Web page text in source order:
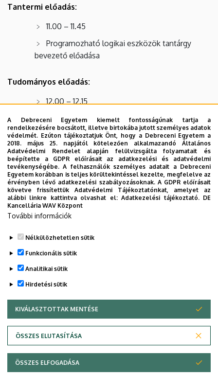
Tantermi előadás:
11.00 – 11.45
Programozható logikai eszközök tantárgy
bevezető előadása
Tudományos előadás:
12.00 – 12.15
Nagy látószögű elektronmikroszkóp
fejlesztése
Idegen nyelvű előadás:
12.15 – 12.30
Developments of wide acceptance angle
electron microscopes
Részletek a
Legutóbbi frissítés: 2023. 01. 26. 17:56
Adatvédelem
Copyright © 2026 Unideb
A Debreceni Egyetem kiemelt fontosságúnak tartja a
rendelkezésére bocsátott, illetve birtokába jutott személyes adatok
védelmét. Ezúton tájékoztatjuk Önt, hogy a Debreceni Egyetem a
2018. május 25. napjától kötelezően alkalmazandó Általános
Adatvédelmi Rendelet alapján felülvizsgálta folyamatait és
beépítette a GDPR előírásait az adatkezelési és adatvédelmi
tevékenységébe. A felhasználók személyes adatait a Debreceni
Egyetem korábban is teljes körültekintéssel kezelte, megfelelve az
érvényben lévő adatkezelési szabályozásoknak. A GDPR előírásait
követve frissítettük Adatvédelmi Tájékoztatónkat, amelyet az
alábbi linkre kattintva olvashat el:Adatkezelési tájékoztató. DE
Kancellária WAV Központ
További információk
Nélkülözhetetlen sütik
Funkcionális sütik
Analitikai sütik
Hirdetési sütik
KIVÁLASZTOTTAK MENTÉSE
ÖSSZES ELUTASÍTÁSA
WITHDRAW CONSENT
ÖSSZES ELFOGADÁSA